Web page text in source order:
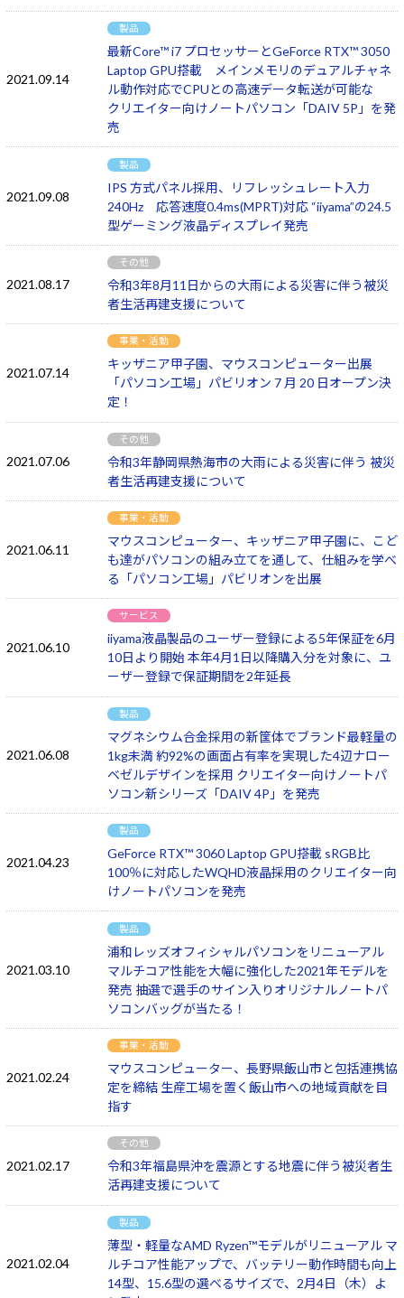
2021.09.14
製品
最新Core™ i7 プロセッサーとGeForce RTX™ 3050
Laptop GPU搭載 メインメモリのデュアルチャネ
ル動作対応でCPUとの高速データ転送が可能な
クリエイター向けノートパソコン「DAIV 5P」を発
売
2021.09.08
製品
IPS 方式パネル採用、リフレッシュレート入力
240Hz 応答速度0.4ms(MPRT)対応 “iiyama”の24.5
型ゲーミング液晶ディスプレイ発売
2021.08.17
その他
令和3年8月11日からの大雨による災害に伴う被災
者生活再建支援について
2021.07.14
事業・活動
キッザニア甲子園、マウスコンピューター出展
「パソコン工場」パビリオン 7 月 20 日オープン決
定！
2021.07.06
その他
令和3年静岡県熱海市の大雨による災害に伴う 被災
者生活再建支援について
2021.06.11
事業・活動
マウスコンピューター、キッザニア甲子園に、こど
も達がパソコンの組み立てを通して、仕組みを学べ
る「パソコン工場」パビリオンを出展
2021.06.10
サービス
iiyama液晶製品のユーザー登録による5年保証を6月
10日より開始 本年4月1日以降購入分を対象に、ユ
ーザー登録で保証期間を2年延長
2021.06.08
製品
マグネシウム合金採用の新筐体でブランド最軽量の
1kg未満 約92%の画面占有率を実現した4辺ナロー
ベゼルデザインを採用 クリエイター向けノートパ
ソコン新シリーズ「DAIV 4P」を発売
2021.04.23
製品
GeForce RTX™ 3060 Laptop GPU搭載 sRGB比
100％に対応したWQHD液晶採用のクリエイター向
けノートパソコンを発売
2021.03.10
製品
浦和レッズオフィシャルパソコンをリニューアル
マルチコア性能を大幅に強化した2021年モデルを
発売 抽選で選手のサイン入りオリジナルノートパ
ソコンバッグが当たる！
2021.02.24
事業・活動
マウスコンピューター、長野県飯山市と包括連携協
定を締結 生産工場を置く飯山市への地域貢献を目
指す
2021.02.17
その他
令和3年福島県沖を震源とする地震に伴う被災者生
活再建支援について
2021.02.04
製品
薄型・軽量なAMD Ryzen™モデルがリニューアル マ
ルチコア性能アップで、バッテリー動作時間も向上
14型、15.6型の選べるサイズで、2月4日（木）よ